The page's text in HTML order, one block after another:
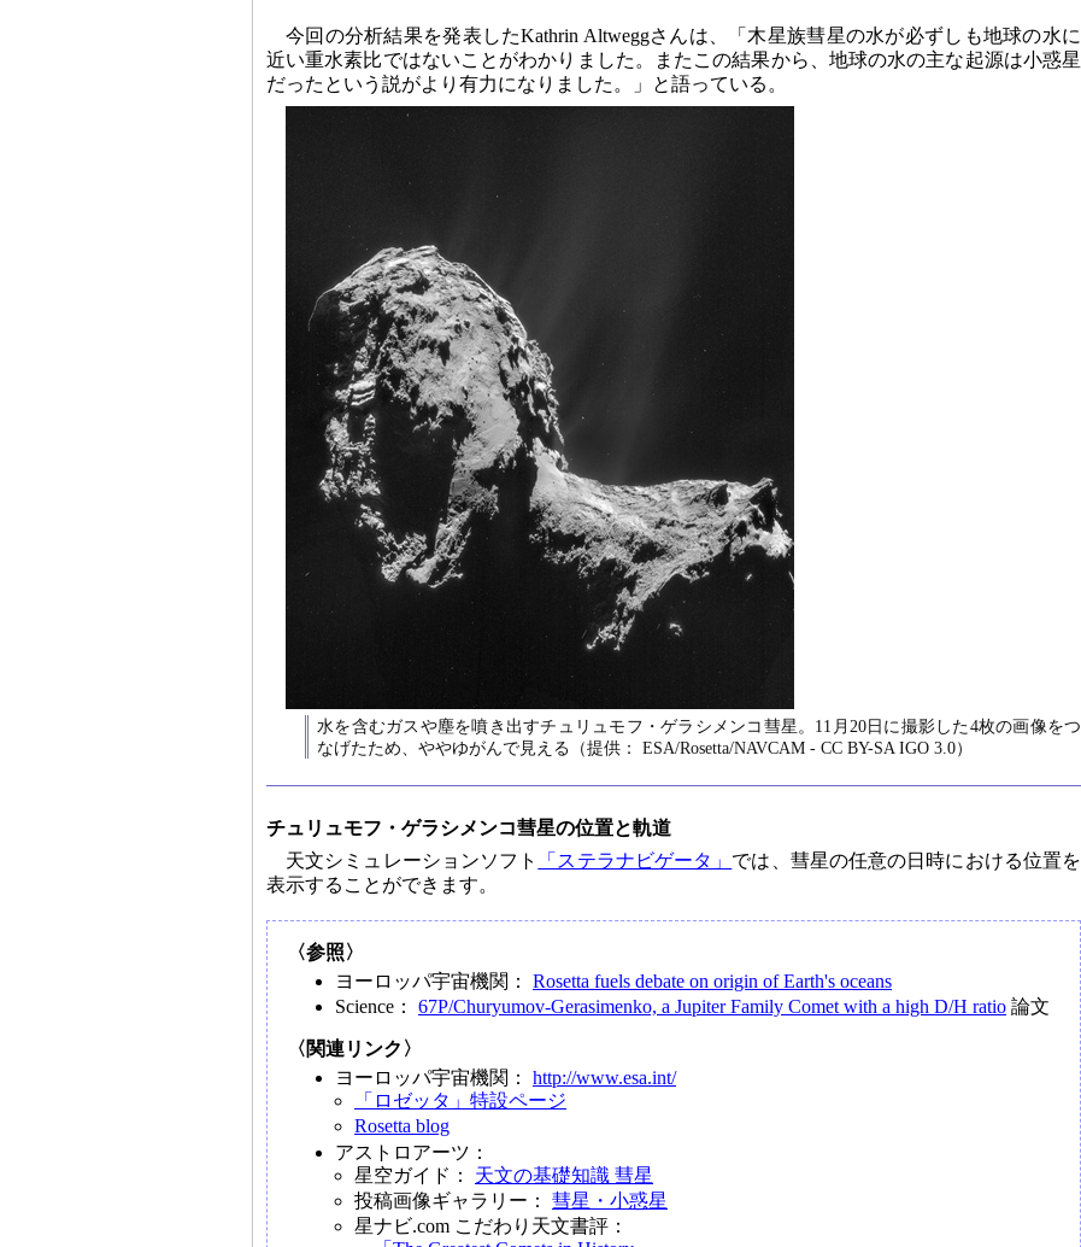
今回の分析結果を発表したKathrin Altweggさんは、「木星族彗星の水が必ずしも地球の水に
近い重水素比ではないことがわかりました。またこの結果から、地球の水の主な起源は小惑星
だったという説がより有力になりました。」と語っている。
水を含むガスや塵を噴き出すチュリュモフ・ゲラシメンコ彗星。11月20日に撮影した4枚の画像をつ
なげたため、ややゆがんで見える（提供： ESA/Rosetta/NAVCAM - CC BY-SA IGO 3.0）
チュリュモフ・ゲラシメンコ彗星の位置と軌道
天文シミュレーションソフト
「ステラナビゲータ」 では、彗星の任意の日時における位置を
表示することができます。
〈参照〉
ヨーロッパ宇宙機関： Rosetta fuels debate on origin of Earth's oceans
Science： 67P/Churyumov-Gerasimenko, a Jupiter Family Comet with a high D/H ratio 論文
〈関連リンク〉
ヨーロッパ宇宙機関： http://www.esa.int/
「ロゼッタ」特設ページ
Rosetta blog
アストロアーツ：
星空ガイド： 天文の基礎知識 彗星
投稿画像ギャラリー： 彗星・小惑星
星ナビ.com こだわり天文書評：